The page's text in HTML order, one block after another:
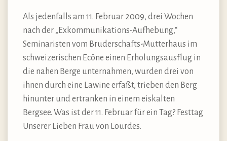
Als jedenfalls am 11. Februar 2009, drei Wochen
nach der „Exkommunikations-Aufhebung,“
Seminaristen vom Bruderschafts-Mutterhaus im
schweizerischen Ecône einen Erholungsausflug in
die nahen Berge unternahmen, wurden drei von
ihnen durch eine Lawine erfaßt, trieben den Berg
hinunter und ertranken in einem eiskalten
Bergsee. Was ist der 11. Februar für ein Tag? Festtag
Unserer Lieben Frau von Lourdes.